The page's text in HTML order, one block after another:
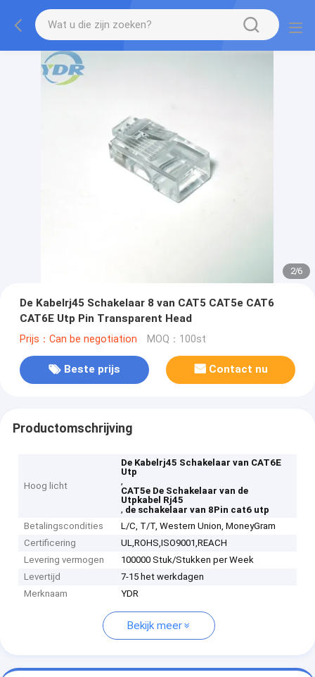
2/6
De Kabelrj45 Schakelaar 8 van CAT5 CAT5e CAT6
CAT6E Utp Pin Transparent Head
Prijs：Can be negotiation MOQ：100st
Beste prijs Contact nu
Productomschrijving
Hoog licht
De Kabelrj45 Schakelaar van CAT6E
Utp
,
CAT5e De Schakelaar van de
Utpkabel Rj45
, de schakelaar van 8Pin cat6 utp
Betalingscondities
L/C, T/T, Western Union, MoneyGram
Certificering
UL,ROHS,ISO9001,REACH
Levering vermogen
100000 Stuk/Stukken per Week
Levertijd
7-15 het werkdagen
Merknaam
YDR
Bekijk meer